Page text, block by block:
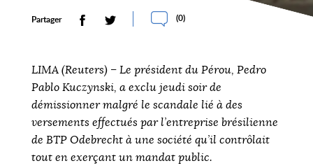
Partager (0)
LIMA (Reuters) – Le président du Pérou, Pedro
Pablo Kuczynski, a exclu jeudi soir de
démissionner malgré le scandale lié à des
versements effectués par l’entreprise brésilienne
de BTP Odebrecht à une société qu’il contrôlait
tout en exerçant un mandat public.